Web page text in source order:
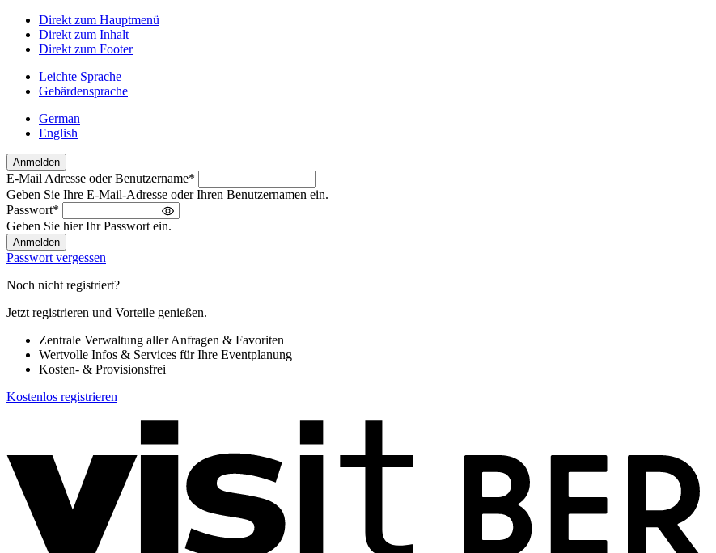
Direkt zum Hauptmenü
Direkt zum Inhalt
Direkt zum Footer
Leichte Sprache
Gebärdensprache
German
English
Anmelden
Willkommen
zurück!
Bitte
melden
Sie
sich
an
E-Mail Adresse oder Benutzername*
Geben Sie Ihre E-Mail-Adresse oder Ihren Benutzernamen ein.
Passwort*
Geben Sie hier Ihr Passwort ein.
Passwort vergessen
Noch nicht registriert?
Jetzt registrieren und Vorteile genießen.
Zentrale Verwaltung aller Anfragen & Favoriten
Wertvolle Infos & Services für Ihre Eventplanung
Kosten- & Provisionsfrei
Kostenlos registrieren